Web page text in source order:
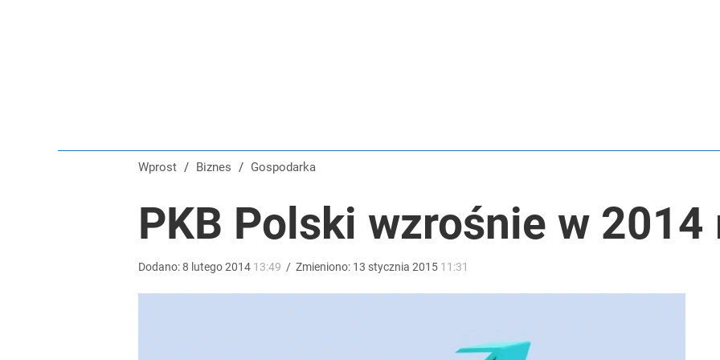
dodaj
Farmacja: wzrost pod presją. co czeka branżę do 2030 roku?
Wprost / Biznes / Gospodarka
PKB Polski wzrośnie w 2014
Dodano:8 lutego2014 13:49 / Zmieniono: 13 stycznia 2015 11:31